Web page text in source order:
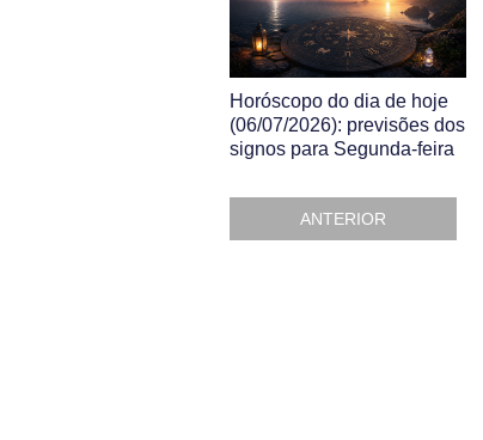
Horóscopo do dia de hoje
(06/07/2026): previsões dos
signos para Segunda-feira
ANTERIOR